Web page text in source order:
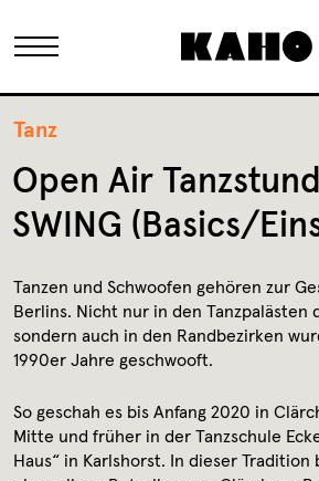
Das KAHO
Historie
Eigentümer
FAQ
Sanierung
Tanz
Open Air
SWING (Basics/
Tanzen und Schwoofen gehören zur
Berlins. Nicht nur in den Tanzpalästen
sondern auch in den Randbezirken
1990er Jahre geschwooft.
So geschah es bis Anfang 2020 in
Mitte und früher in der Tanzschule
Haus“ in Karlshorst. In dieser Tradition